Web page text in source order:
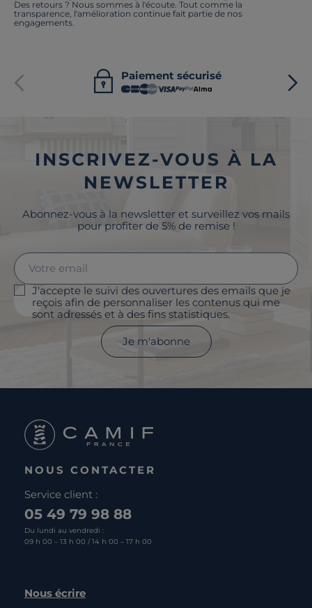
Des retours ? Nous sommes à l'écoute. Tout comme la
transparence, l'amélioration continue fait partie de nos
engagements.
Paiement sécurisé
INSCRIVEZ-VOUS À LA
NEWSLETTER
Abonnez-vous à la newsletter et surveillez vos mails
pour profiter de 5% de remise !
J'accepte le suivi des ouvertures des emails que je
reçois afin de personnaliser les contenus qui me
sont adressés et à des fins statistiques.
Je m'abonne
NOUS CONTACTER
Service client :
05 49 79 98 88
Du lundi au vendredi :
09 h 00 – 13 h 00 / 14 h 00 – 17 h 00
Nous écrire